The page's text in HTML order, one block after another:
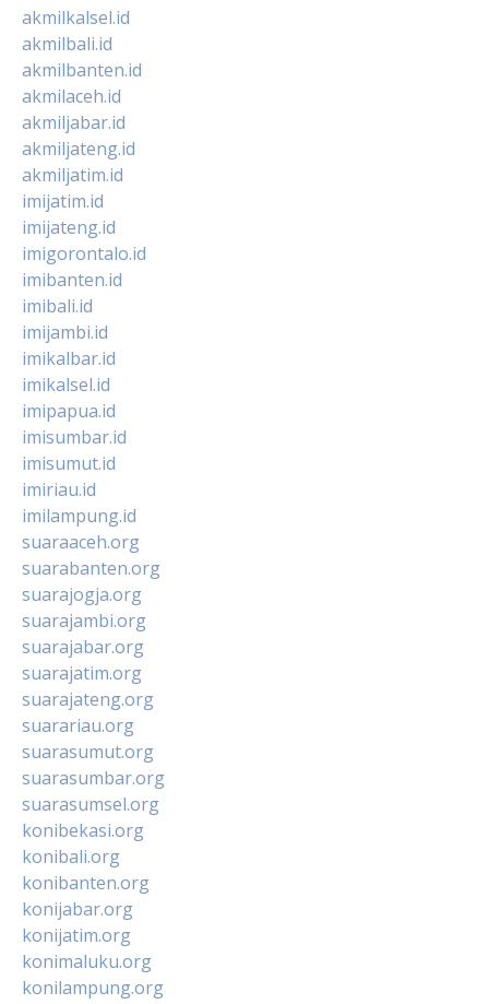
akmilkalsel.id
akmilbali.id
akmilbanten.id
akmilaceh.id
akmiljabar.id
akmiljateng.id
akmiljatim.id
imijatim.id
imijateng.id
imigorontalo.id
imibanten.id
imibali.id
imijambi.id
imikalbar.id
imikalsel.id
imipapua.id
imisumbar.id
imisumut.id
imiriau.id
imilampung.id
suaraaceh.org
suarabanten.org
suarajogja.org
suarajambi.org
suarajabar.org
suarajatim.org
suarajateng.org
suarariau.org
suarasumut.org
suarasumbar.org
suarasumsel.org
konibekasi.org
konibali.org
konibanten.org
konijabar.org
konijatim.org
konimaluku.org
konilampung.org